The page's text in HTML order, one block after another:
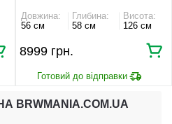
Довжина:
56 см
Глибина:
58 см
Висота:
126 см
8999 грн.